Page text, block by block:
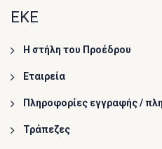
ΕΚΕ
Η στήλη του Προέδρου
Εταιρεία
Πληροφορίες εγγραφής /
Τράπεζες